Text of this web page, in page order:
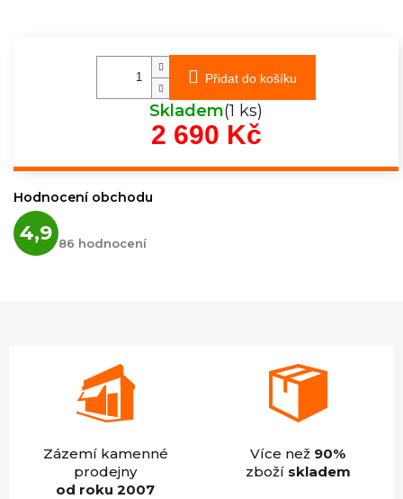
Přidat do košíku
Skladem(1 ks)
2 690 KčMěrná
Hodnocení obchodu
4,9 hodnocení
obchodu
86 hodnocení
Zázemí kamenné
prodejny
od roku 2007
Více než 90%
zboží skladem